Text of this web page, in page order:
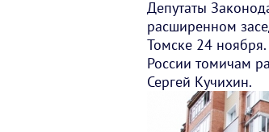
Депутаты
расширенном
Томске 24 ноября.
России томичам
Сергей Кучихин.